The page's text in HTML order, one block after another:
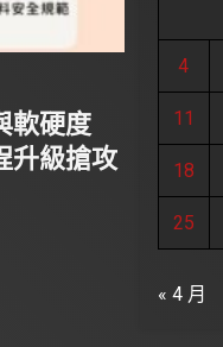
軟硬度
升級搶攻
4
11
18
25
« 4 月